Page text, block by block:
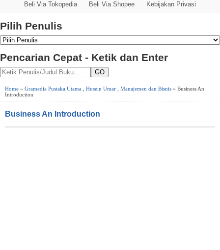
Beli Via Tokopedia Beli Via Shopee Kebijakan Privasi
Pilih Penulis
Pencarian Cepat - Ketik dan Enter
GO
Home » Gramedia Pustaka Utama Husein Umar Manajemen dan Bisnis » Business An
Introduction
Business An Introduction